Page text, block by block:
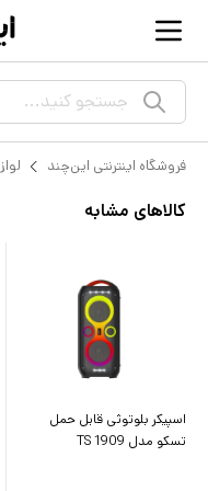
جستجو کنید...
فروشگاه اینترنتی این‌چند
کالاهای مشابه
اسپیکر بلوتوثی قابل حمل
تسکو مدل TS 1909